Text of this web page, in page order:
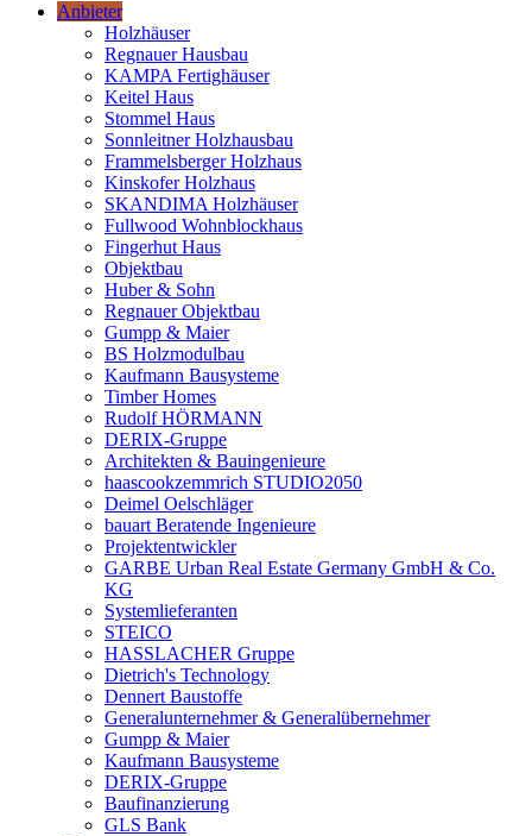
Anbieter
Holzhäuser
Regnauer Hausbau
KAMPA Fertighäuser
Keitel Haus
Stommel Haus
Sonnleitner Holzhausbau
Frammelsberger Holzhaus
Kinskofer Holzhaus
SKANDIMA Holzhäuser
Fullwood Wohnblockhaus
Fingerhut Haus
Objektbau
Huber & Sohn
Regnauer Objektbau
Gumpp & Maier
BS Holzmodulbau
Kaufmann Bausysteme
Timber Homes
Rudolf HÖRMANN
DERIX-Gruppe
Architekten & Bauingenieure
haascookzemmrich STUDIO2050
Deimel Oelschläger
bauart Beratende Ingenieure
Projektentwickler
GARBE Urban Real Estate Germany GmbH & Co.
KG
Systemlieferanten
STEICO
HASSLACHER Gruppe
Dietrich's Technology
Dennert Baustoffe
Generalunternehmer & Generalübernehmer
Gumpp & Maier
Kaufmann Bausysteme
DERIX-Gruppe
Baufinanzierung
GLS Bank